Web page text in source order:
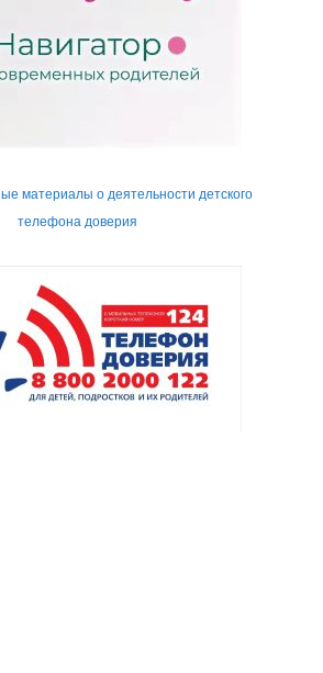
материалы о деятельности детского
телефона доверия